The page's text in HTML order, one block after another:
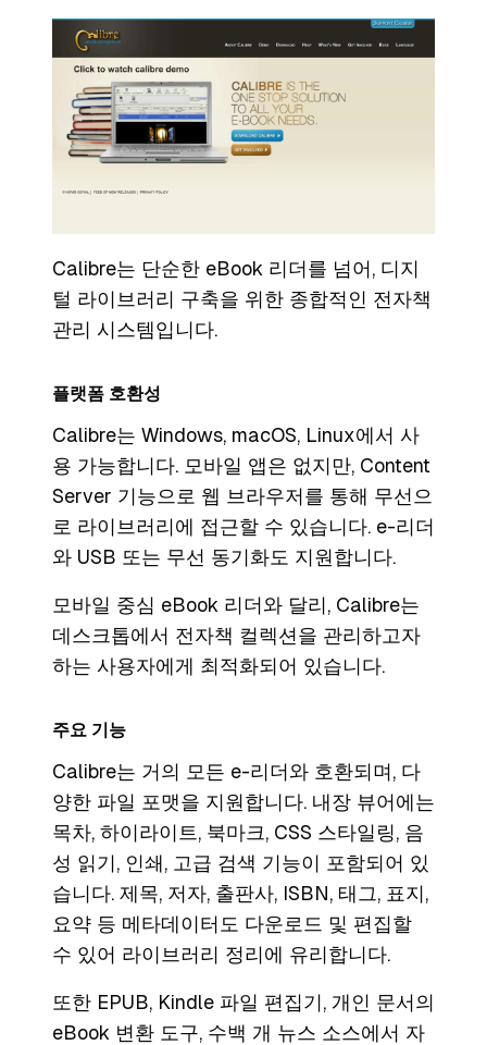
Calibre는 단순한 eBook 리더를 넘어, 디지
털 라이브러리 구축을 위한 종합적인 전자책
관리 시스템입니다.
플랫폼 호환성
Calibre는 Windows, macOS, Linux에서 사
용 가능합니다. 모바일 앱은 없지만, Content
Server 기능으로 웹 브라우저를 통해 무선으
로 라이브러리에 접근할 수 있습니다. e-리더
와 USB 또는 무선 동기화도 지원합니다.
모바일 중심 eBook 리더와 달리, Calibre는
데스크톱에서 전자책 컬렉션을 관리하고자
하는 사용자에게 최적화되어 있습니다.
주요 기능
Calibre는 거의 모든 e-리더와 호환되며, 다
양한 파일 포맷을 지원합니다. 내장 뷰어에는
목차, 하이라이트, 북마크, CSS 스타일링, 음
성 읽기, 인쇄, 고급 검색 기능이 포함되어 있
습니다. 제목, 저자, 출판사, ISBN, 태그, 표지,
요약 등 메타데이터도 다운로드 및 편집할
수 있어 라이브러리 정리에 유리합니다.
또한 EPUB, Kindle 파일 편집기, 개인 문서의
eBook 변환 도구, 수백 개 뉴스 소스에서 자